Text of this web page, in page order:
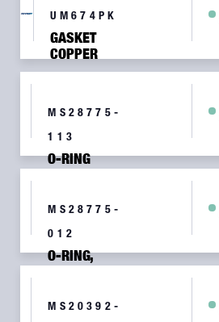
UM674PK
GASKET
COPPER
SPARK
MS28775-
113
O-RING
MS28775-
012
O-RING,
MS20392-